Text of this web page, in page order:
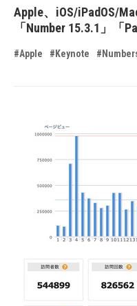
Apple、iOS/iPadOS/
「Number 15.3.1」「
#Apple #Keynote